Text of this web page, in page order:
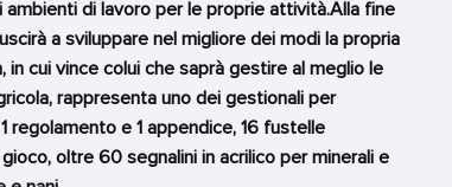
di lavoro per le proprie attività.Alla fine
a sviluppare nel migliore dei modi la propria
in cui vince colui che saprà gestire al meglio le
rappresenta uno dei gestionali per
regolamento e 1 appendice, 16 fustelle
oltre 60 segnalini in acrilico per minerali e